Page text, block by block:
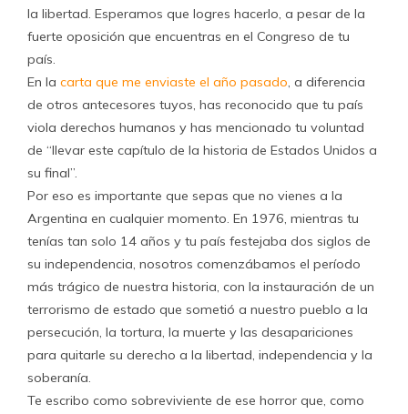
la libertad. Esperamos que logres hacerlo, a pesar de la
fuerte oposición que encuentras en el Congreso de tu
país.
En la carta que me enviaste el año pasado, a diferencia
de otros antecesores tuyos, has reconocido que tu país
viola derechos humanos y has mencionado tu voluntad
de “llevar este capítulo de la historia de Estados Unidos a
su final”.
Por eso es importante que sepas que no vienes a la
Argentina en cualquier momento. En 1976, mientras tu
tenías tan solo 14 años y tu país festejaba dos siglos de
su independencia, nosotros comenzábamos el período
más trágico de nuestra historia, con la instauración de un
terrorismo de estado que sometió a nuestro pueblo a la
persecución, la tortura, la muerte y las desapariciones
para quitarle su derecho a la libertad, independencia y la
soberanía.
Te escribo como sobreviviente de ese horror que, como